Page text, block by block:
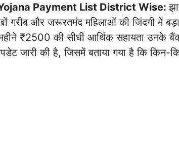
Payment List District Wise:
गरीब और जरूरतमंद महिलाओं की जिंदगी में
₹2500 की सीधी आर्थिक सहायता उनके
जारी की है, जिसमें बताया गया है कि किन-